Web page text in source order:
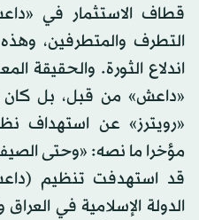
قطاف الاستثمار في
التطرف والمتطرفين،
اندلاع الثورة. والحقيقة
«داعش» من قبل، بل كان
«رويترز» عن استهداف
مؤخرا ما نصه: «وحتى
قد استهدفت تنظيم
الدولة الإسلامية في